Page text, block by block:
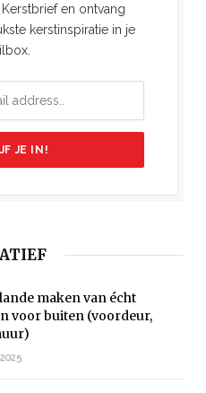
en ontvang
kerstinspiratie in je
maken van écht
voor buiten (voordeur,